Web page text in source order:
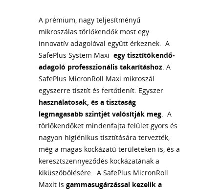
A prémium, nagy teljesítményű
mikroszálas törlőkendők most egy
innovatív adagolóval együtt érkeznek. A
SafePlus System Maxi egy tisztítókendő-
adagoló professzionális takarításhoz. A
SafePlus MicronRoll Maxi mikroszál
egyszerre tisztít és fertőtlenít. Egyszer
használatosak, és a tisztaság
legmagasabb szintjét valósítják meg. A
törlőkendőket mindenfajta felület gyors és
nagyon higiénikus tisztítására tervezték,
még a magas kockázatú területeken is, és a
keresztszennyeződés kockázatának a
kiküszöbölésére. A SafePlus MicronRoll
Maxit is gammasugárzással kezelik a